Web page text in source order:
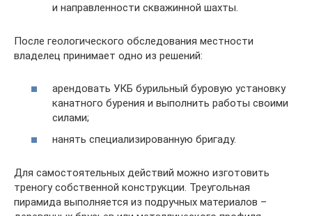
и направленности скважинной шахты.
После геологического обследования местности
владелец принимает одно из решений:
арендовать УКБ бурильный буровую установку
канатного бурения и выполнить работы своими
силами;
нанять специализированную бригаду.
Для самостоятельных действий можно изготовить
треногу собственной конструкции. Треугольная
пирамида выполняется из подручных материалов –